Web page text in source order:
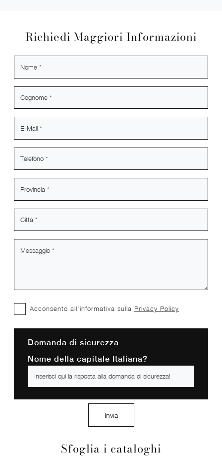
Sfoglia i cataloghi
Richiedi Maggiori Informazioni
Acconsento all'informativa sulla Privacy Policy
Domanda di sicurezza
Nome della capitale Italiana?
Invia